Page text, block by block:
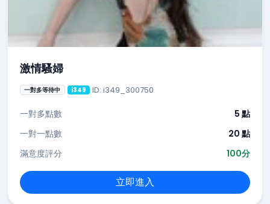
激情騷婦
一對多等待中 i349 ID: i349_300750
一對多點數
5 點
一對一點數
20 點
滿意度評分
100分
立即進入